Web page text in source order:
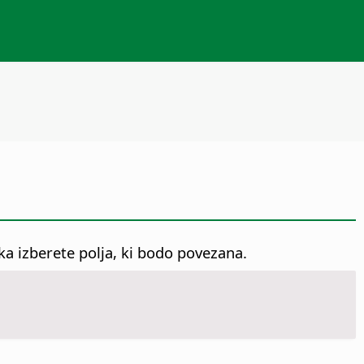
izberete polja, ki bodo povezana.